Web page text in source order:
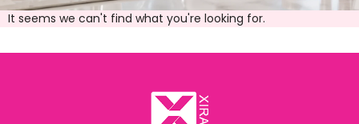
It seems we can't find what you're looking for.